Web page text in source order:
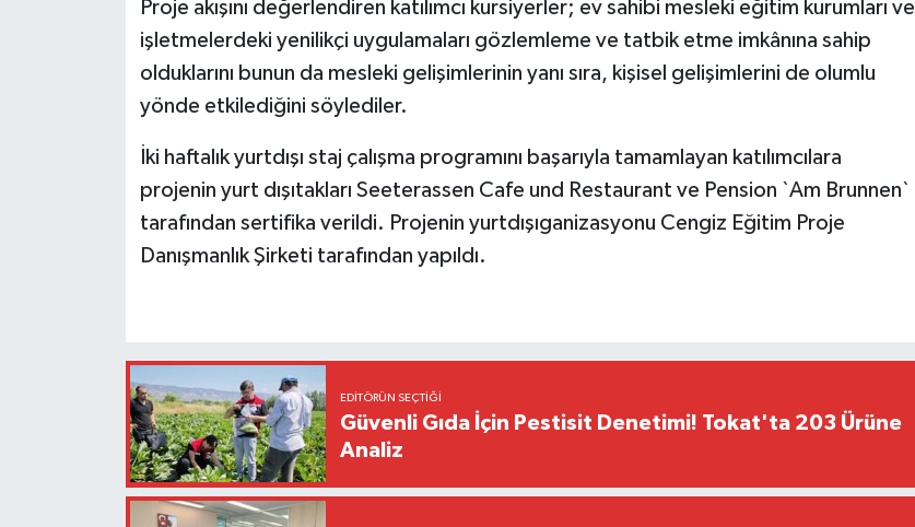
Proje akışını değerlendiren katılımcı kursiyerler; ev sahibi mesleki eğitim kurumları ve
işletmelerdeki yenilikçi uygulamaları gözlemleme ve tatbik etme imkânına sahip
olduklarını bunun da mesleki gelişimlerinin yanı sıra, kişisel gelişimlerini de olumlu
yönde etkilediğini söylediler.
İki haftalık yurtdışı staj çalışma programını başarıyla tamamlayan katılımcılara
projenin yurt dışıtakları Seeterassen Cafe und Restaurant ve Pension `Am Brunnen`
tarafından sertifika verildi. Projenin yurtdışıganizasyonu Cengiz Eğitim Proje
DanışmanlıkŞirketi tarafından yapıldı.
EDITÖRÜN SEÇTIĞI
Güvenli Gıda İçin Pestisit Denetimi! Tokat'ta 203 Ürüne
Analiz